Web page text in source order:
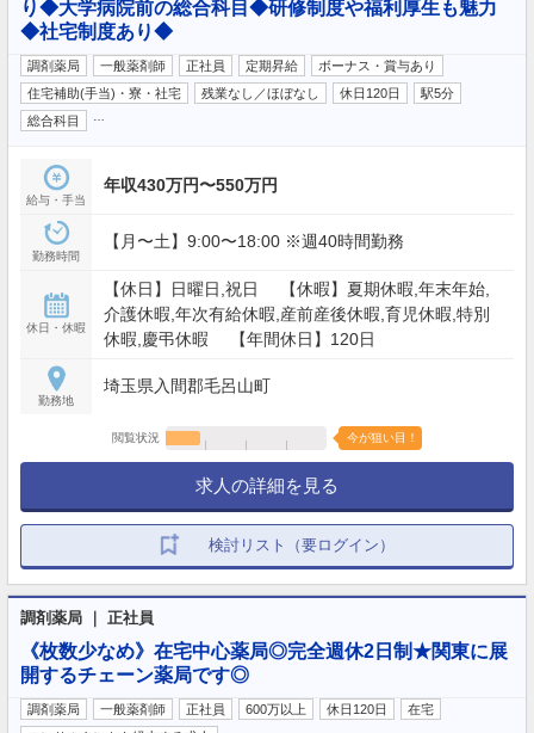
り◆大学病院前の総合科目◆研修制度や福利厚生も魅力
◆社宅制度あり◆
調剤薬局 一般薬剤師 正社員 定期昇給
ボーナス・賞与あり
住宅補助(手当)・寮・社宅
残業なし／ほぼなし 休日120日
駅5分
総合科目
給与・手当
年収430万円〜550万円
勤務時間
【月〜土】9:00〜18:00 ※週40時間勤務
休日・休暇
【休日】日曜日,祝日 【休暇】夏期休暇,年末年始,
介護休暇,年次有給休暇,産前産後休暇,育児休暇,特別
休暇,慶弔休暇 【年間休日】120日
勤務地
埼玉県入間郡毛呂山町
閲覧状況 今が狙い目！
求人の詳細を見る
検討リスト（要ログイン）
調剤薬局 ｜ 正社員
《枚数少なめ》在宅中心薬局◎完全週休2日制★関東に展
開するチェーン薬局です◎
調剤薬局 一般薬剤師 正社員 600万以上 休日120日
在宅